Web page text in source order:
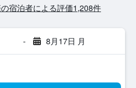
宿泊者による評価1,208​件
- 8月17日 月